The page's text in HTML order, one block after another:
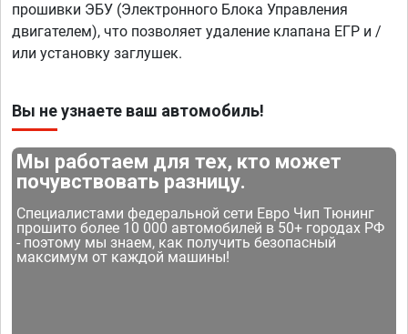
прошивки ЭБУ (Электронного Блока Управления
двигателем), что позволяет удаление клапана ЕГР и /
или установку заглушек.
Вы не узнаете ваш автомобиль!
Мы работаем для тех, кто может
почувствовать разницу.
Специалистами федеральной сети Евро Чип Тюнинг
прошито более 10 000 автомобилей в 50+ городах РФ
- поэтому мы знаем, как получить безопасный
максимум от каждой машины!